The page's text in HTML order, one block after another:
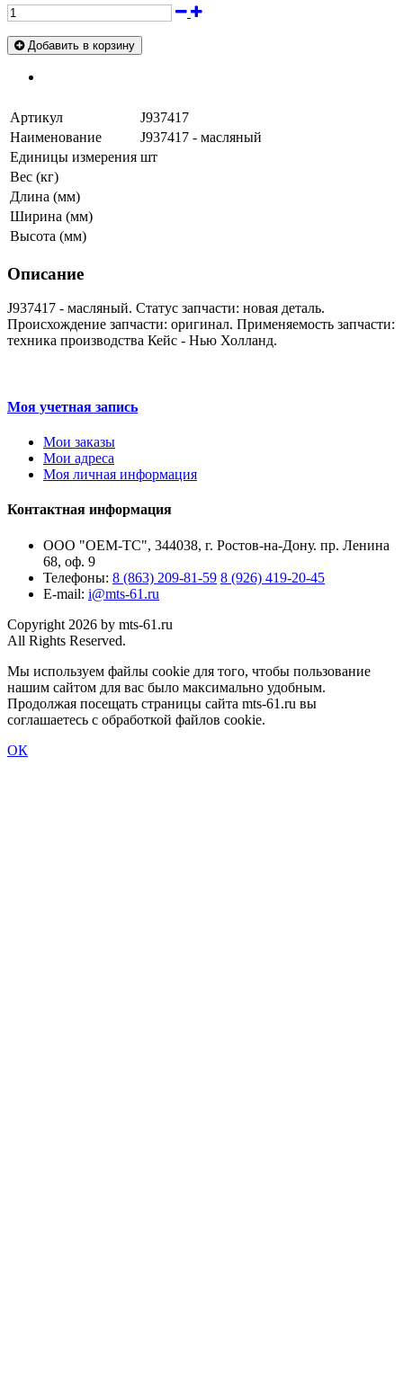
Добавить в корзину
Артикул
J937417
Наименование
J937417 - масляный
Единицы измерения шт
Вес (кг)
Длина (мм)
Ширина (мм)
Высота (мм)
Описание
J937417 - масляный. Статус запчасти: новая деталь.
Происхождение запчасти: оригинал. Применяемость запчасти:
техника производства Кейс - Нью Холланд.
Моя учетная запись
Мои заказы
Мои адреса
Моя личная информация
Контактная информация
ООО "ОЕМ-ТС", 344038, г. Ростов-на-Дону. пр. Ленина
68, оф. 9
Телефоны: 8 (863) 209-81-59 8 (926) 419-20-45
E-mail: i@mts-61.ru
Copyright 2026 by mts-61.ru
All Rights Reserved.
Мы используем файлы cookie для того, чтобы пользование
нашим сайтом для вас было максимально удобным.
Продолжая посещать страницы сайта mts-61.ru вы
соглашаетесь с обработкой файлов cookie.
ОК